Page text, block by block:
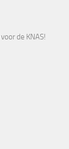
de KNAS!